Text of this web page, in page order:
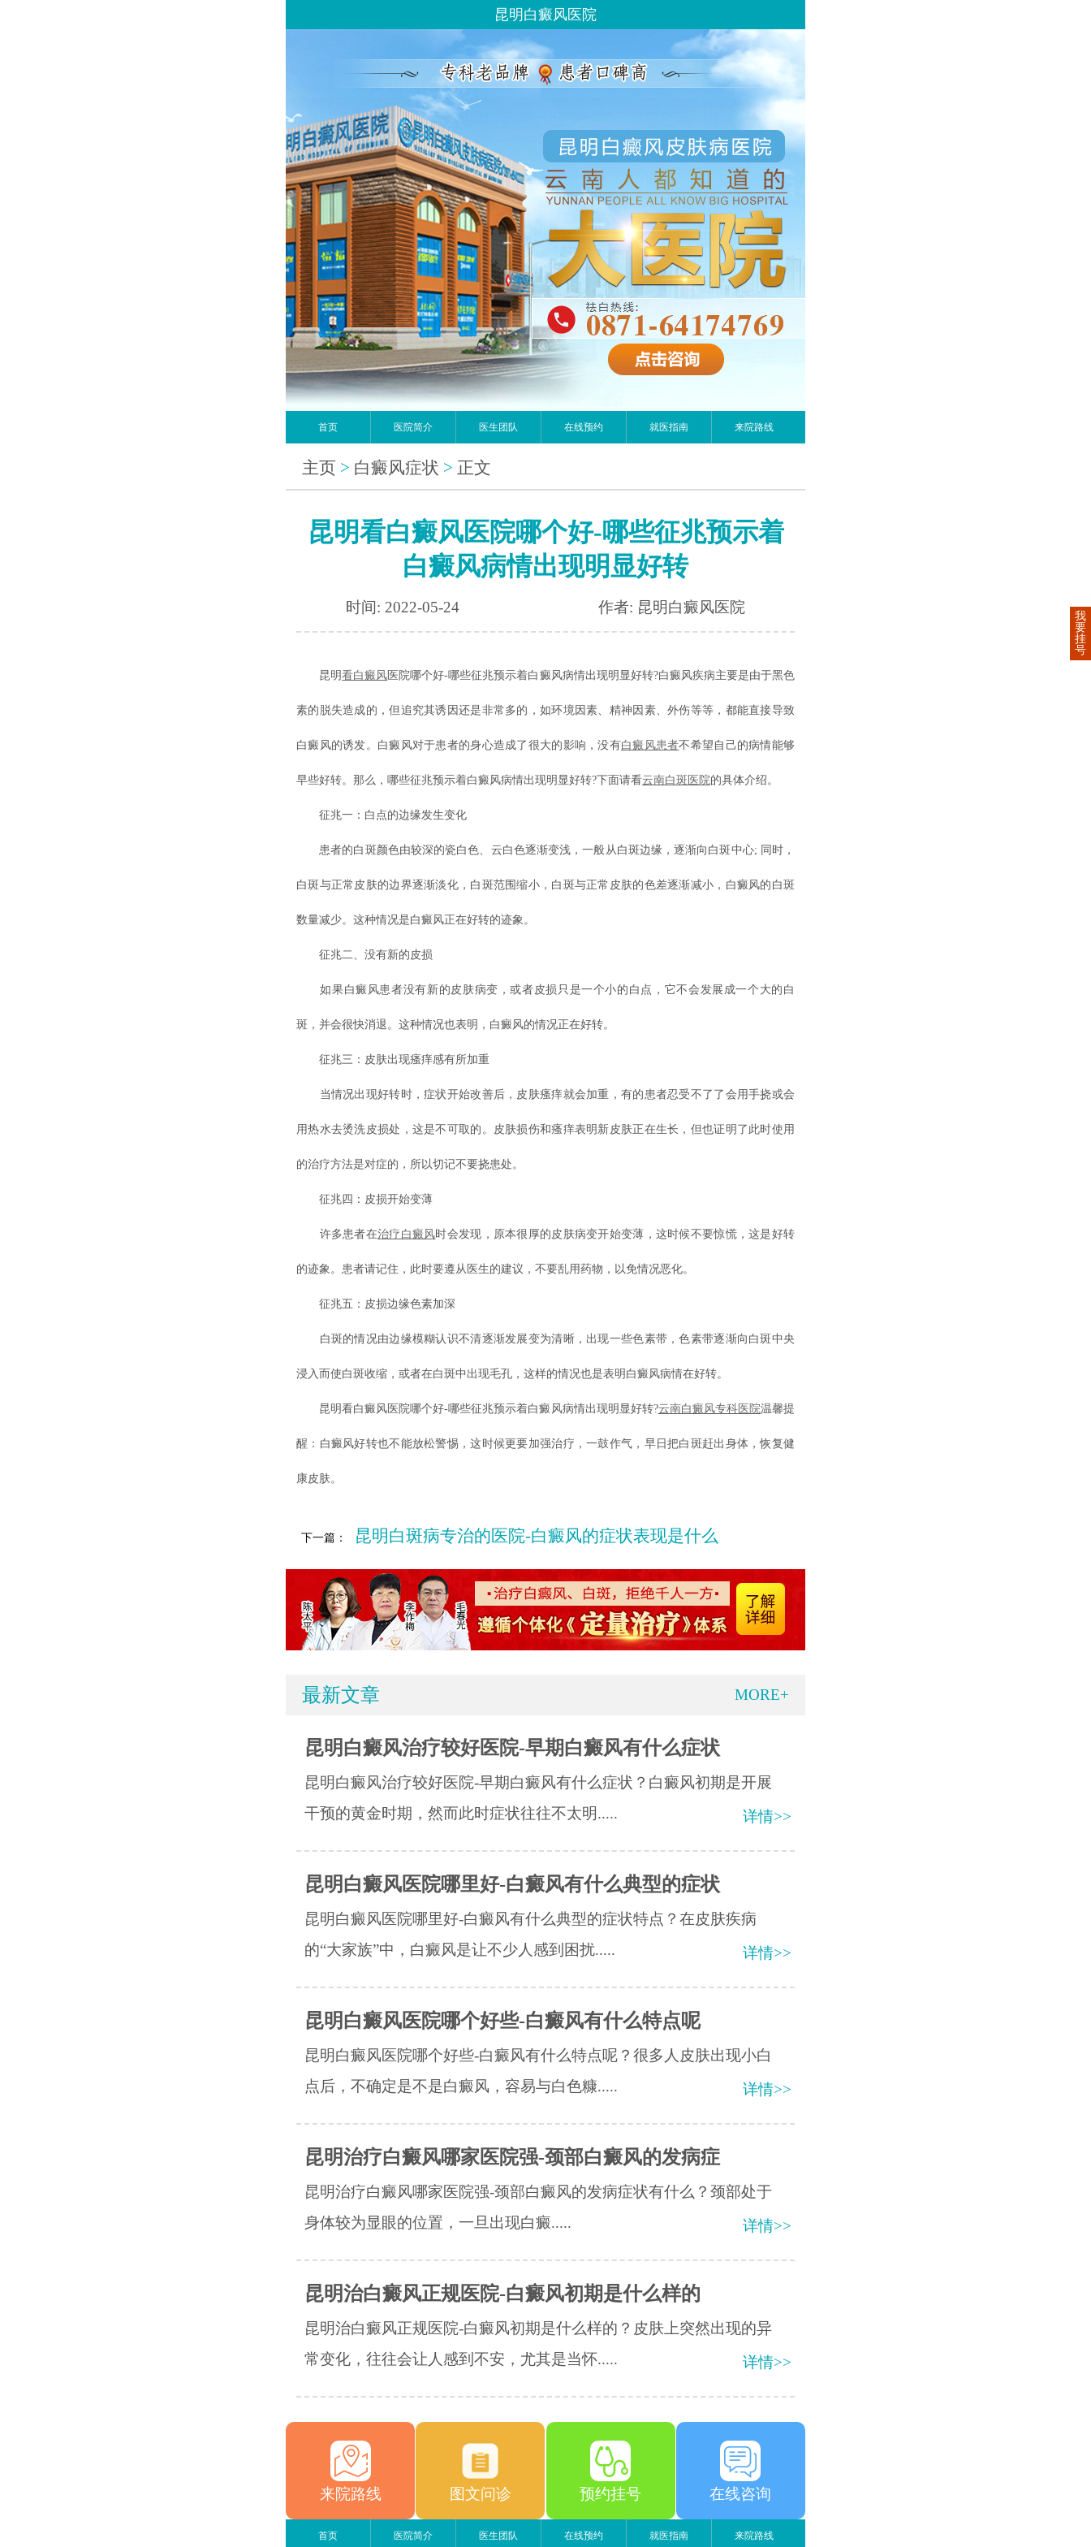
昆明白癜风医院
首页 医院简介 医生团队 在线预约 就医指南 来院路线
主页 > 白癜风症状 > 正文
昆明看白癜风医院哪个好-哪些征兆预示着
白癜风病情出现明显好转
时间: 2022-05-24 作者: 昆明白癜风医院
昆明看白癜风 医院哪个好-哪些征兆预示着白癜风病情出现明显好转?白癜风疾病主要是由于黑色
素的脱失造成的，但追究其诱因还是非常多的，如环境因素、精神因素、外伤等等，都能直接导致
白癜风的诱发。白癜风对于患者的身心造成了很大的影响，没有白癜风患者不希望自己的病情能够
早些好转。那么，哪些征兆预示着白癜风病情出现明显好转?下面请看云南白斑医院的具体介绍。
征兆一：白点的边缘发生变化
患者的白斑颜色由较深的瓷白色、云白色逐渐变浅，一般从白斑边缘，逐渐向白斑中心; 同时，
白斑与正常皮肤的边界逐渐淡化，白斑范围缩小，白斑与正常皮肤的色差逐渐减小，白癜风的白斑
数量减少。这种情况是白癜风正在好转的迹象。
征兆二、没有新的皮损
如果白癜风患者没有新的皮肤病变，或者皮损只是一个小的白点，它不会发展成一个大的白
斑，并会很快消退。这种情况也表明，白癜风的情况正在好转。
征兆三：皮肤出现瘙痒感有所加重
当情况出现好转时，症状开始改善后，皮肤瘙痒就会加重，有的患者忍受不了了会用手挠或会
用热水去烫洗皮损处，这是不可取的。皮肤损伤和瘙痒表明新皮肤正在生长，但也证明了此时使用
的治疗方法是对症的，所以切记不要挠患处。
征兆四：皮损开始变薄
许多患者在治疗白癜风时会发现，原本很厚的皮肤病变开始变薄，这时候不要惊慌，这是好转
的迹象。患者请记住，此时要遵从医生的建议，不要乱用药物，以免情况恶化。
征兆五：皮损边缘色素加深
白斑的情况由边缘模糊认识不清逐渐发展变为清晰，出现一些色素带，色素带逐渐向白斑中央
浸入而使白斑收缩，或者在白斑中出现毛孔，这样的情况也是表明白癜风病情在好转。
昆明看白癜风医院哪个好-哪些征兆预示着白癜风病情出现明显好转?云南白癜风专科医院温馨提
醒：白癜风好转也不能放松警惕，这时候更要加强治疗，一鼓作气，早日把白斑赶出身体，恢复健
康皮肤。
下一篇： 昆明白斑病专治的医院-白癜风的症状表现是什么
最新文章 MORE+
昆明白癜风治疗较好医院-早期白癜风有什么症状
昆明白癜风治疗较好医院-早期白癜风有什么症状？白癜风初期是开展
干预的黄金时期，然而此时症状往往不太明.....
详情>>
昆明白癜风医院哪里好-白癜风有什么典型的症状
昆明白癜风医院哪里好-白癜风有什么典型的症状特点？在皮肤疾病
的“大家族”中，白癜风是让不少人感到困扰.....
详情>>
昆明白癜风医院哪个好些-白癜风有什么特点呢
昆明白癜风医院哪个好些-白癜风有什么特点呢？很多人皮肤出现小白
点后，不确定是不是白癜风，容易与白色糠.....
详情>>
昆明治疗白癜风哪家医院强-颈部白癜风的发病症
昆明治疗白癜风哪家医院强-颈部白癜风的发病症状有什么？​颈部处于
身体较为显眼的位置，一旦出现白癜.....
详情>>
昆明治白癜风正规医院-白癜风初期是什么样的
昆明治白癜风正规医院-白癜风初期是什么样的？皮肤上突然出现的异
常变化，往往会让人感到不安，尤其是当怀.....
详情>>
来院路线 图文问诊 预约挂号 在线咨询
首页 医院简介 医生团队 在线预约 就医指南 来院路线
我
要
挂
号